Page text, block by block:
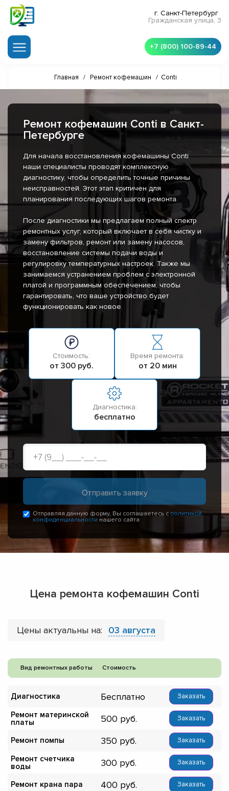
г. Санкт-Петербург
Гражданская улица, 3
+7 (800) 100-89-44
Главная / Ремонт кофемашин / Conti
Ремонт кофемашин Conti в Санкт-
Петербурге
Для начала восстановления кофемашины Conti
наши специалисты проводят комплексную
диагностику, чтобы определить точные причины
неисправностей. Этот этап критичен для
планирования последующих шагов ремонта.
После диагностики мы предлагаем полный спектр
ремонтных услуг, который включает в себя чистку и
замену фильтров, ремонт или замену насосов,
восстановление системы подачи воды и
регулировку температурных настроек. Также мы
занимаемся устранением проблем с электронной
платой и программным обеспечением, чтобы
гарантировать, что ваше устройство будет
функционировать как новое.
Стоимость:
от 300 руб.
Время ремонта:
от 20 мин
Диагностика:
бесплатно
Отправляя данную форму, Вы соглашаетесь с политикой
конфиденциальности нашего сайта
Цена ремонта кофемашин Conti
Цены актуальны на: 03 августа
Вид ремонтных работы Стоимость
Диагностика Бесплатно Заказать
Ремонт материнской
платы
500 Заказать
Ремонт помпы 350 Заказать
Ремонт счетчика
воды
300 Заказать
Ремонт крана пара 400 Заказать